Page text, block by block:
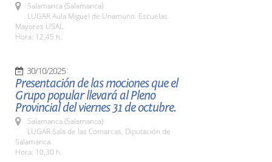
Salamanca (Salamanca)
LUGAR Aula Miguel de Unamuno. Escuelas
Mayores USAL.
Hora: 12,45 h.
30/10/2025
Presentación de las mociones que el
Grupo popular llevará al Pleno
Provincial del viernes 31 de octubre.
Salamanca (Salamanca)
LUGAR Sala de las Comarcas, Diputación de
Salamanca.
Hora: 10,30 h.